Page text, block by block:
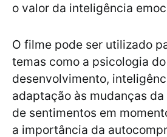
o valor da inteligência
O filme pode ser utilizado
temas como a psicologia do
desenvolvimento,
adaptação às mudanças
de sentimentos em
a importância da